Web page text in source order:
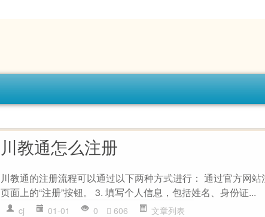
川教通怎么注册
川教通的注册流程可以通过以下两种方式进行： 通过官方网
页面上的“注册”按钮。 3. 填写个人信息，包括姓名、身份证...
cj 01-01 0 606 文章列表